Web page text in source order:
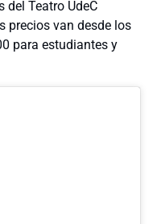
del Teatro UdeC
precios van desde los
para estudiantes y